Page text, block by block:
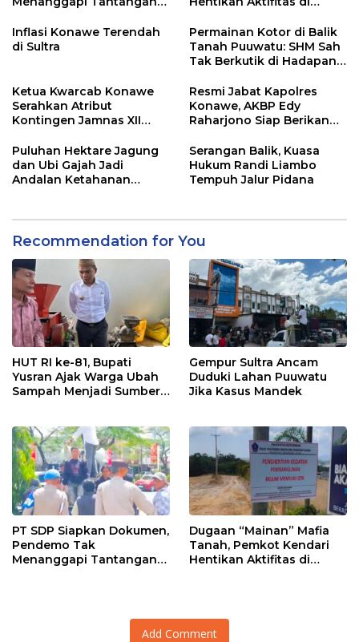
Inflasi Konawe Terendah
di Sultra
Permainan Kotor di Balik
Tanah Puuwatu: SHM Sah
Tak Berkutik di Hadapan
Ketua Kwarcab Konawe
Serahkan Atribut
Kontingen Jamnas XII
Resmi Jabat Kapolres
Konawe, AKBP Edy
Raharjono Siap Berikan
Puluhan Hektare Jagung
dan Ubi Gajah Jadi
Andalan Ketahanan
Serangan Balik, Kuasa
Hukum Randi Liambo
Tempuh Jalur Pidana
Recommendation for You
HUT RI ke-81, Bupati
Yusran Ajak Warga Ubah
Sampah Menjadi Sumber
Gempur Sultra Ancam
Duduki Lahan Puuwatu
Jika Kasus Mandek
PT SDP Siapkan Dokumen,
Pendemo Tak
Menanggapi Tantangan
Dugaan “Mainan” Mafia
Tanah, Pemkot Kendari
Hentikan Aktifitas di
Add Comment